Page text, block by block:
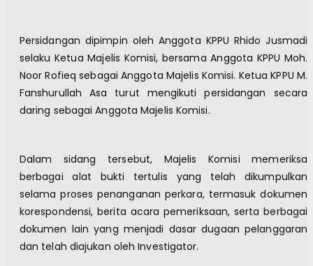
Persidangan dipimpin oleh Anggota KPPU Rhido Jusmadi
selaku Ketua Majelis Komisi, bersama Anggota KPPU Moh.
Noor Rofieq sebagai Anggota Majelis Komisi. Ketua KPPU M.
Fanshurullah Asa turut mengikuti persidangan secara
daring sebagai Anggota Majelis Komisi.
Dalam sidang tersebut, Majelis Komisi memeriksa
berbagai alat bukti tertulis yang telah dikumpulkan
selama proses penanganan perkara, termasuk dokumen
korespondensi, berita acara pemeriksaan, serta berbagai
dokumen lain yang menjadi dasar dugaan pelanggaran
dan telah diajukan oleh Investigator.